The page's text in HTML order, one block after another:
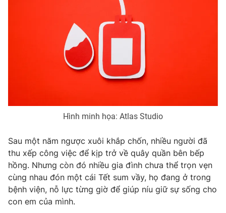
Góc doanh nghiệp
Giải sao mai
Làm đẹp
Chất lượng cuộc sống
Tuyển sinh
Học trực tuyến
Công nghệ
Hitech Công nghệ tương lai
Sản phẩm
Giao lưu trực tuyến
Hình minh họa: Atlas Studio
Sau một năm ngược xuôi khắp chốn, nhiều người đã
thu xếp công việc để kịp trở về quây quần bên bếp
hồng. Nhưng còn đó nhiều gia đình chưa thể trọn vẹn
cùng nhau đón một cái Tết sum vầy, họ đang ở trong
bệnh viện, nỗ lực từng giờ để giúp níu giữ sự sống cho
con em của mình.